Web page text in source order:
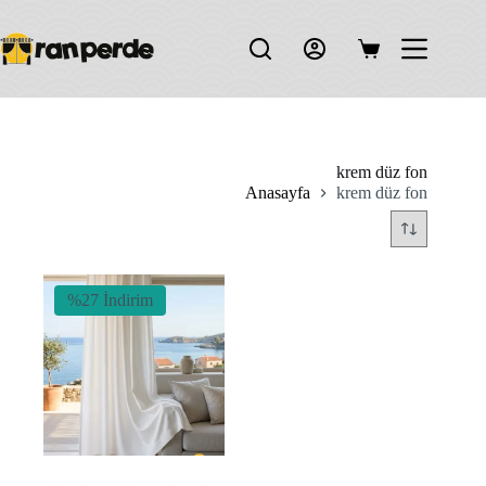
content
Shopping
krem düz fon
Anasayfa
krem düz fon
%27 İndirim